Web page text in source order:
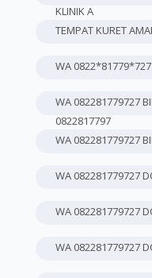
KLINIK A
TEMPAT KURET
WA 0822*81779*727
WA 082281779727
0822817797
WA 082281779727
WA 082281779727
WA 082281779727
WA 082281779727